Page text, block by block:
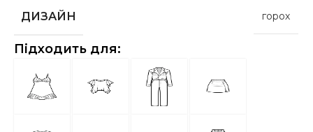
ДИЗАЙН горох
Підходить для: